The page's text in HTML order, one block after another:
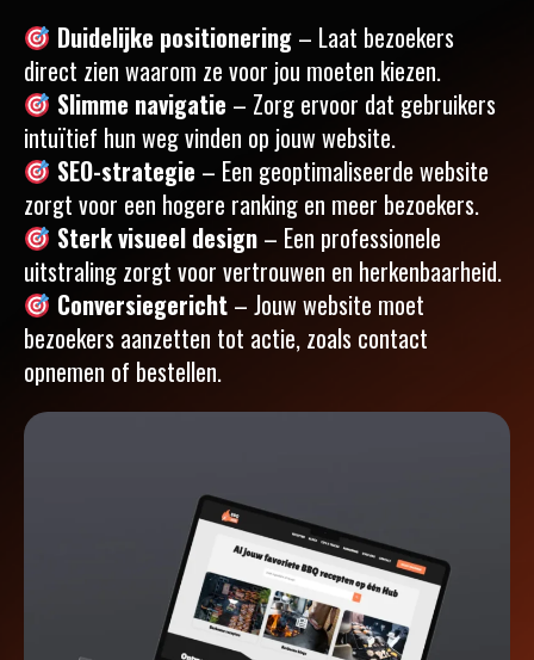
Duidelijke positionering– Laat bezoekers
direct zien waarom ze voor jou moeten kiezen.
Slimme navigatie – Zorg ervoor dat gebruikers
intuïtief hun weg vinden op jouw website.
SEO-strategie – Een geoptimaliseerde website
zorgt voor een hogere ranking en meer bezoekers.
Sterk visueel design– Een professionele
uitstraling zorgt voor vertrouwen en herkenbaarheid.
Conversiegericht– Jouw website moet
bezoekers aanzetten tot actie, zoals contact
opnemen of bestellen.